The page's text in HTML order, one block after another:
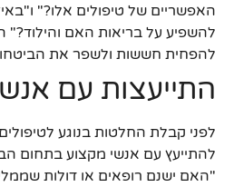
האפשריים של טיפולים אלו?"
להשפיע על בריאות האם
להפחית חששות ולשפר את
התייעצות עם
לפני קבלת החלטות בנוגע
להתייעץ עם אנשי מקצוע בתחום
"האם ישנם רופאים או דולות